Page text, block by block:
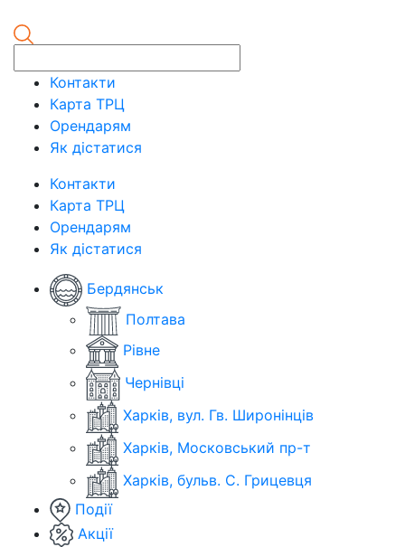
Контакти
Карта ТРЦ
Орендарям
Як дістатися
Контакти
Карта ТРЦ
Орендарям
Як дістатися
Бердянськ
Полтава
Рівне
Чернівці
Харків, вул. Гв. Широнінців
Харків, Московський пр-т
Харків, бульв. С. Грицевця
Події
Акції